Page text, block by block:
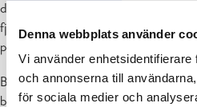
Denna webbplats använder
Vi använder
och annonserna till
för sociala medier och
den är västra Finlands tillväxtkorridor.
fjärrtågstrafiken i över 100 år och
pendlingsområden och tjänster med
Banan förbinder också Finland med
banan och Hangö hamn. Därtill har